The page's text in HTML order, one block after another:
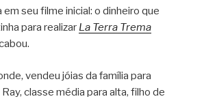
seu filme inicial: o dinheiro que
para realizar La Terra Trema
vendeu jóias da família para
classe média para alta, filho de